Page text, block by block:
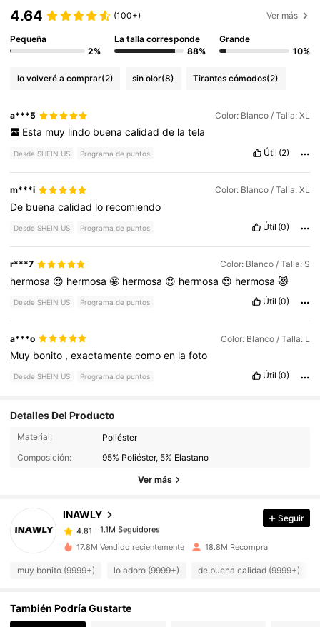
4.64 (100+) Ver más
Pequeña
2%
La talla corresponde
88%
Grande
10%
lo volveré a comprar(2) sin olor(8) Tirantes cómodos(2)
a***5 Color: Blanco / Talla: XL
Esta muy lindo buena calidad de la tela
Desde SHEIN US Programa de puntos Útil (2)
m***i Color: Blanco / Talla: XL
De buenacalidad lo recomiendo
Desde SHEIN US Programa de puntos Útil (0)
r***7 Color: Blanco / Talla: S
hermosa 😍 hermosa🤩 hermosa 😍 hermosa 😍 hermosa😻
Desde SHEIN US Programa de puntos Útil (0)
a***o Color: Blanco / Talla: L
Muy bonito ,exactamentecomoen lafoto
Desde SHEIN US Programa de puntos Útil (0)
Detalles Del Producto
Material:
Poliéster
Composición:
95% Poliéster, 5% Elastano
Ver más
INAWLY
1.1M Seguidores
1.1M Seguidores
4.81
1.1M Seguidores
4.81 1.1M Seguidores
1.1M Seguidores
Seguir
17.8M Vendido recientemente 18.8M Recompra
muy bonito (9999+) lo adoro (9999+) de buena calidad (9999+)
También Podría Gustarte